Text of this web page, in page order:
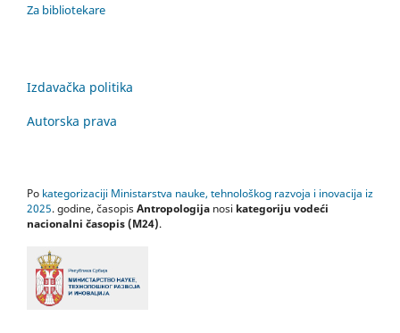
Za bibliotekare
Izdavačka politika
Autorska prava
Po kategorizaciji Ministarstva nauke, tehnološkog razvoja i inovacija iz
2025. godine, časopisAntropologija nosi kategoriju vodeći
nacionalni časopis (M24).